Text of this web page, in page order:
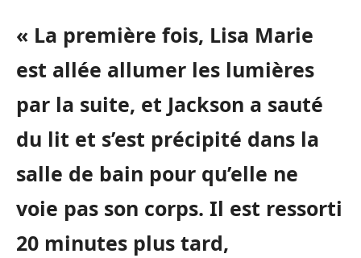
« La première fois, Lisa Marie
est allée allumer les lumières
par la suite, et Jackson a sauté
du lit et s’est précipité dans la
salle de bain pour qu’elle ne
voie pas son corps. Il est ressorti
20 minutes plus tard,